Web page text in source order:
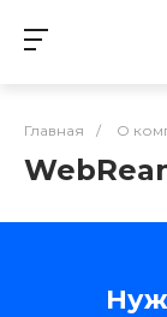
Главная / О